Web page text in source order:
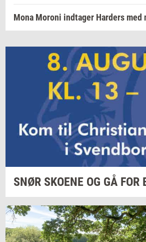
Mona Moroni indtager Harders med
SNØR SKO­E­NE OG GÅ FOR